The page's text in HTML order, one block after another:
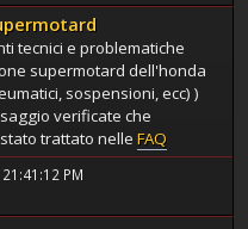
tecnici e problematiche
supermotard dell'honda
sospensioni, ecc) )
verificate che
trattato nelle FAQ
PM